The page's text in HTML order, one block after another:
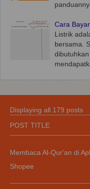
Cara
Listrik
bersama.
Displaying all 179 posts
POST TITLE
Membaca Al-Qur'an di
Shopee